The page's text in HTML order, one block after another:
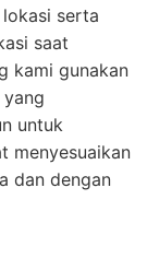
serta
saat
kami gunakan
untuk
menyesuaikan
dan dengan